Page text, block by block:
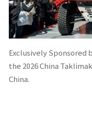
Exclusively Sponsored
the 2026 China
China.